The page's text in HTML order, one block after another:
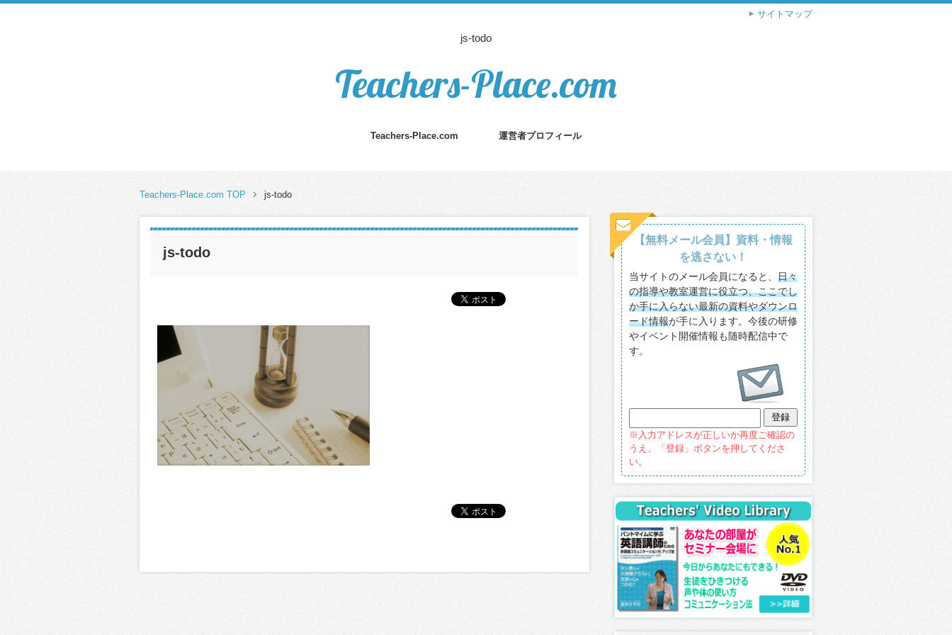
js-todo
Teachers-Place.com
Teachers-Place.com 運営者プロフィール
Teachers-Place.com TOP js-todo
js-todo
【無料メール会員】資料・情報
を逃さない！
当サイトのメール会員になると、 日々
の指導や教室運営に役立つ、ここでし
か手に入らない最新の資料やダウンロ
ード情報が手に入ります。今後の研修
やイベント開催情報も随時配信中で
す。
※入力アドレスが正しいか再度ご確認の
うえ、「登録」ボタンを押してくださ
い。
サイトマップ